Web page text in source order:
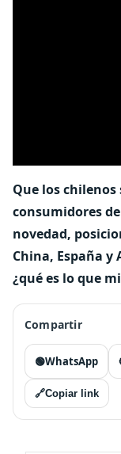
Que los
consumidores
novedad,
China, España y
¿qué es lo que
Compartir
🟢WhatsApp
🔗Copiar link